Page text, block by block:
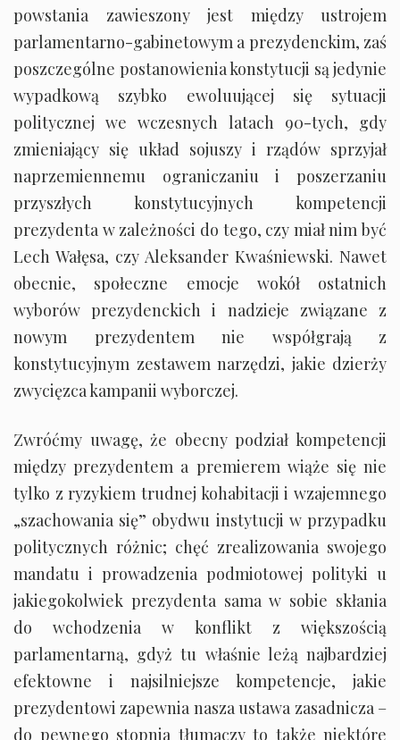
powstania zawieszony jest między ustrojem
parlamentarno-gabinetowym a prezydenckim, zaś
poszczególne postanowienia konstytucji są jedynie
wypadkową szybko ewoluującej się sytuacji
politycznej we wczesnych latach 90-tych, gdy
zmieniający się układ sojuszy i rządów sprzyjał
naprzemiennemu ograniczaniu i poszerzaniu
przyszłych konstytucyjnych kompetencji
prezydenta w zależności do tego, czy miał nim być
Lech Wałęsa, czy Aleksander Kwaśniewski. Nawet
obecnie, społeczne emocje wokół ostatnich
wyborów prezydenckich i nadzieje związane z
nowym prezydentem nie współgrają z
konstytucyjnym zestawem narzędzi, jakie dzierży
zwycięzca kampanii wyborczej.
Zwróćmy uwagę, że obecny podział kompetencji
między prezydentem a premierem wiąże się nie
tylko z ryzykiem trudnej kohabitacji i wzajemnego
„szachowania się” obydwu instytucji w przypadku
politycznych różnic; chęć zrealizowania swojego
mandatu i prowadzenia podmiotowej polityki u
jakiegokolwiek prezydenta sama w sobie skłania
do wchodzenia w konflikt z większością
parlamentarną, gdyż tu właśnie leżą najbardziej
efektowne i najsilniejsze kompetencje, jakie
prezydentowi zapewnia nasza ustawa zasadnicza –
do pewnego stopnia tłumaczy to także niektóre